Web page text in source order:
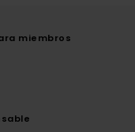
miembros